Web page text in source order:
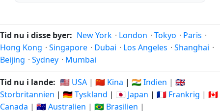
Tid nu i disse byer: New York · London · Tokyo · Paris ·
Hong Kong · Singapore · Dubai · Los Angeles · Shanghai ·
Beijing · Sydney · Mumbai
Tid nu i lande: 🇺🇸 USA | 🇨🇳 Kina | 🇮🇳 Indien | 🇬🇧
Storbritannien | 🇩🇪 Tyskland | 🇯🇵 Japan | 🇫🇷 Frankrig | 🇨🇦
Canada | 🇦🇺 Australien | 🇧🇷 Brasilien |